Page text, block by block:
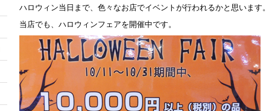
ハロウィン当日まで、色々なお店でイベントが行われるかと思います。
当店でも、ハロウィンフェアを開催中です。